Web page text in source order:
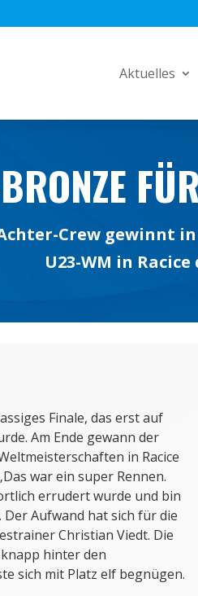
Aktuelles
Crew gewinnt
U23-WM in
Finale, das erst auf
Am Ende gewann der
in Racice
war ein super Rennen.
errudert wurde und bin
Aufwand hat sich für die
Christian Viedt. Die
hinter den
sich mit Platz elf begnügen.